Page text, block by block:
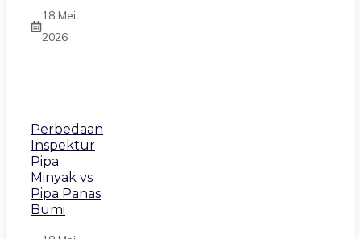
18 Mei
2026
Perbedaan
Inspektur
Pipa
Minyak vs
Pipa Panas
Bumi